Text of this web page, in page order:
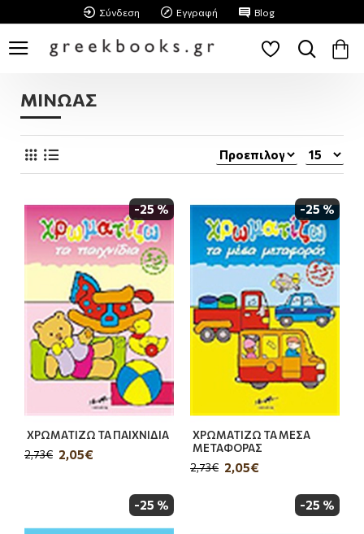
Σύνδεση Εγγραφή Blog
ΜΙΝΩΑΣ
-25 %
ΧΡΩΜΑΤΙΖΩ ΤΑ ΠΑΙΧΝΙΔΙΑ
2,05€
2,73€
-25 %
ΧΡΩΜΑΤΙΖΩ ΤΑ ΜΕΣΑ
ΜΕΤΑΦΟΡΑΣ
2,05€
2,73€
-25 % -25 %